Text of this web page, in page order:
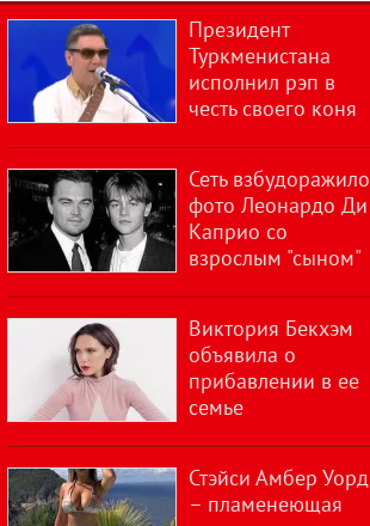
Президент
Туркменистана
исполнил рэп в
честь своего коня
Сеть взбудоражило
фото Леонардо Ди
Каприо со
взрослым "сыном"
Виктория Бекхэм
объявила о
прибавлении в ее
семье
Стэйси Амбер Уорд
– пламенеющая